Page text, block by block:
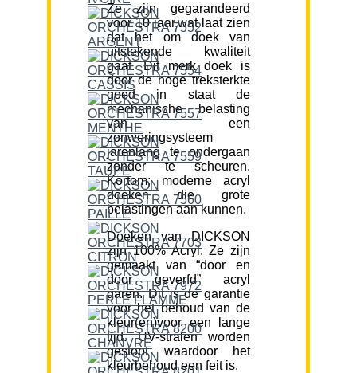
Ze zijn gegarandeerd
voor 10 jaar,wat laat zien
dat het om doek van
uitstekende kwaliteit
gaat. Dit merk doek is
door de hoge treksterkte
goed in staat de
mechanische belasting
van een
zonweringsysteem
jarenlang te ondergaan
zonder te scheuren.
Kortom; moderne acryl
doeken die grote
belastingen aan kunnen.
Doeken van DICKSON
zijn 100% Acryl. Ze zijn
gemaakt van “door en
door geverfd” acryl
garen. Dit is de garantie
voor het behoud van de
kleur(en)voor een lange
tijd. UV-stralen worden
gestopt waardoor het
kleurbehoud een feit is.